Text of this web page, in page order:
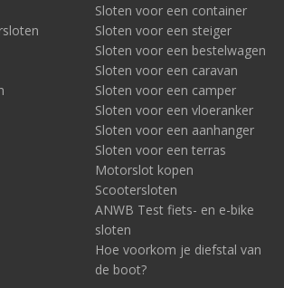
Sloten voor een container
Sloten voor een steiger
Sloten voor een bestelwagen
Sloten voor een caravan
Sloten voor een camper
Sloten voor een vloeranker
Sloten voor een aanhanger
Sloten voor een terras
Motorslot kopen
Scootersloten
ANWB Test fiets- en e-bike
sloten
Hoe voorkom je diefstal van
de boot?